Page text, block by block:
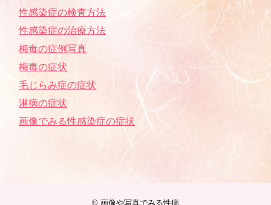
性感染症の検査方法
性感染症の治療方法
梅毒の症例写真
梅毒の症状
毛じらみ症の症状
淋病の症状
画像でみる性感染症の症状
© 画像や写真でみる性病